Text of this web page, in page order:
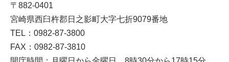
〒882-0401
宮崎県西臼杵郡日之影町大字七折9079番地
TEL：0982-87-3800
FAX：0982-87-3810